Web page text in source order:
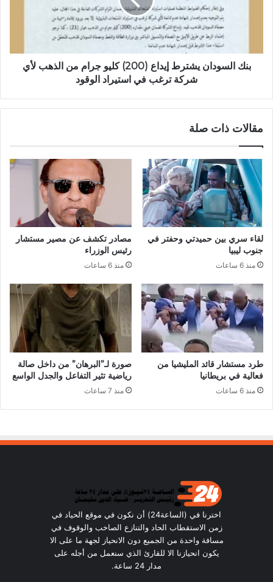
الذهب
في
الوقود
بنك السودان يشترط إيداع (200) كليو جرام من الذهب لأي
شركة ترغب في استيراد الوقود
مقالات ذات صلة
لقاء سري بين حميدتي وحفتر في
جنوب ليبيا
منذ 6 ساعات
مصادر تكشف عن مصير مستشار
رئيس الوزراء
منذ 6 ساعات
طرد مستشار قائد المليشيا من
فعالية في بريطانيا
منذ 6 ساعات
صورة لـ”البرهان” من داخل صالة
رياضية تثير التفاعل والجدل الواسع
منذ 7 ساعات
اخترنا في (الساعة24) أن نكون في موقع الحياد في
زمن الاستقطاب الحاد والتنازع الصاخب والوقوف في
مسافة واحدة من الجميع دون الانحياز لجهة ما على الا
يكون انحيازنا الا للقارئ الذي سنعمل من أجله على
مدار 24 ساعة.